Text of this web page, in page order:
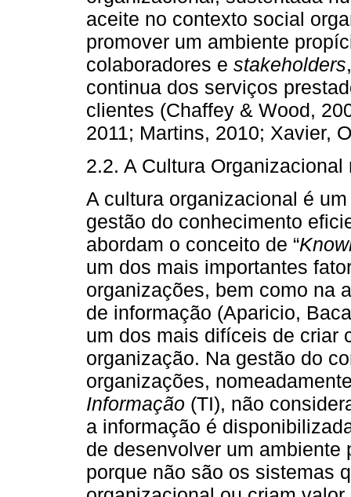
aceite no contexto social
promover um ambiente
colaboradores e stakeholders
continua dos serviços
clientes (Chaffey & Wood,
2011; Martins, 2010; Xavier,
2.2. A Cultura
A cultura organizacional é
gestão do conhecimento
abordam o conceito de “
um dos mais importantes
organizações, bem como na
de informação (Aparicio,
um dos mais difíceis de criar
organização. Na gestão do
organizações,
Informação (TI), não
a informação é
de desenvolver um
porque não são os sistemas